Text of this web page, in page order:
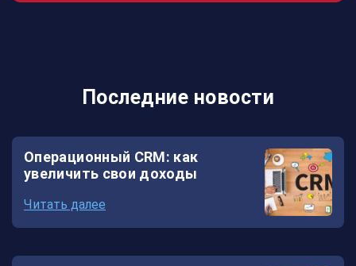
SmartBot
Последние новости
Операционный CRM: как
увеличить свои доходы
Читать далее